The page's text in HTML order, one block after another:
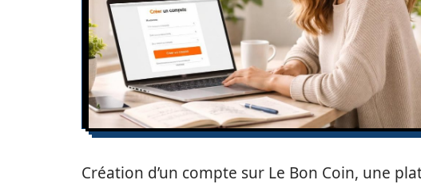
Création d’un compte sur Le Bon Coin, une